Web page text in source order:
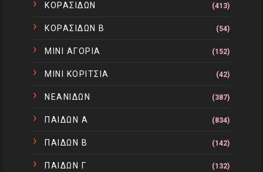
ΚΟΡΑΣΙΔΩΝ (413)
ΚΟΡΑΣΙΔΩΝ Β (54)
ΜΙΝΙ ΑΓΟΡΙΑ (152)
ΜΙΝΙ ΚΟΡΙΤΣΙΑ (42)
ΝΕΑΝΙΔΩΝ (387)
ΠΑΙΔΩΝ Α (834)
ΠΑΙΔΩΝ Β (142)
ΠΑΙΔΩΝ Γ (132)